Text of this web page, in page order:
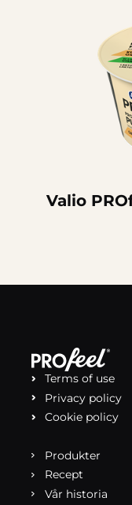
Valio
Terms of use
Privacy policy
Cookie policy
Produkter
Recept
Vår historia